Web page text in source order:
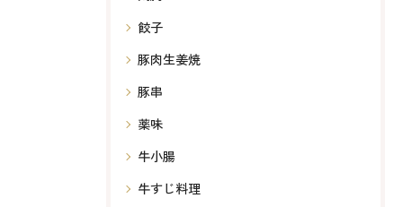
餃子
豚肉生姜焼
豚串
薬味
牛小腸
牛すじ料理